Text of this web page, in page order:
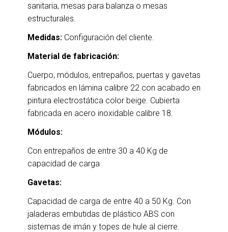
sanitaria, mesas para balanza o mesas
estructurales.
Medidas:Configuración del cliente.
Material de fabricación:
Cuerpo, módulos, entrepaños, puertas y gavetas
fabricados en lámina calibre 22 con acabado en
pintura electrostática color beige. Cubierta
fabricada en acero inoxidable calibre 18.
Módulos:
Con entrepaños de entre 30 a 40 Kg de
capacidad de carga
Gavetas:
Capacidad de carga de entre 40 a 50 Kg. Con
jaladeras embutidas de plástico ABS con
sistemas de imán y topes de hule al cierre.